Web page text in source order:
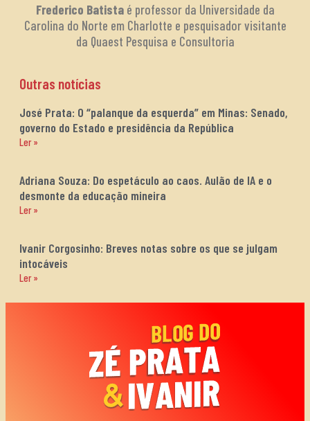
Frederico Batistaé professor da Universidade da
Carolina do Norte em Charlotte e pesquisador visitante
da Quaest Pesquisa e Consultoria
Outras notícias
José Prata: O “palanque da esquerda” em Minas: Senado,
governo do Estado e presidência da República
Ler »
Adriana Souza: Do espetáculo ao caos. Aulão de IA e o
desmonte da educação mineira
Ler »
Ivanir Corgosinho: Breves notas sobre os que se julgam
intocáveis
Ler »